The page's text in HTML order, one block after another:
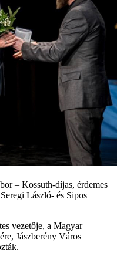
– Kossuth-díjas, érdemes
László- és Sipos
vezetője, a Magyar
Jászberény Város